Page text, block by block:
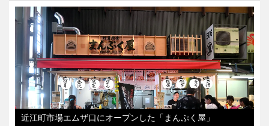
近江町市場エムザ口にオープンした「まんぷく屋」